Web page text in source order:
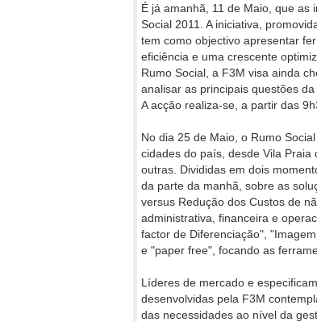
É já amanhã, 11 de Maio, que as
Social 2011. A iniciativa,
tem como objectivo apresentar
eficiência e uma crescente
Rumo Social, a F3M visa ainda
analisar as principais questões
A acção realiza-se, a partir das
No dia 25 de Maio, o Rumo
cidades do país, desde Vila
outras. Divididas em dois
da parte da manhã, sobre as
versus Redução dos Custos de
administrativa, financeira e
factor de Diferenciação",
e "paper free", focando as
Líderes de mercado e
desenvolvidas pela F3M
das necessidades ao nível da